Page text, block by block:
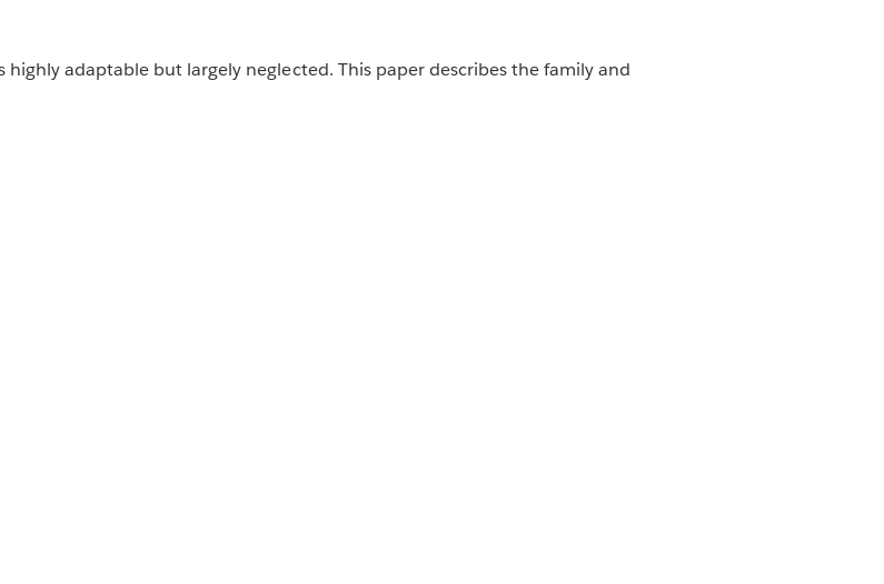
adaptable but largely neglected. This paper describes the family and